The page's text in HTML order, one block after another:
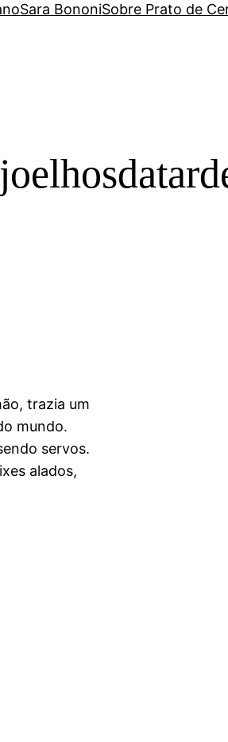
Sara BononiSobre Prato de
trazia um
mundo.
servos.
alados,